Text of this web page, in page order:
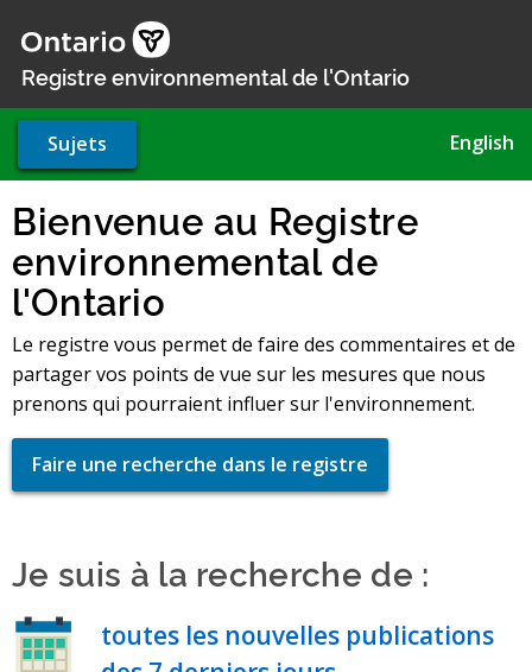
au
contenu
Registre environnemental de l'Ontario
Sujets English
Bienvenue au Registre
environnemental de
l'Ontario
Le registre vous permet de faire des commentaires et de
partager vos points de vue sur les mesures que nous
prenons qui pourraient influer sur l'environnement.
Faire une recherche dans le registre
Je suis à la recherche de :
toutes les nouvelles publications